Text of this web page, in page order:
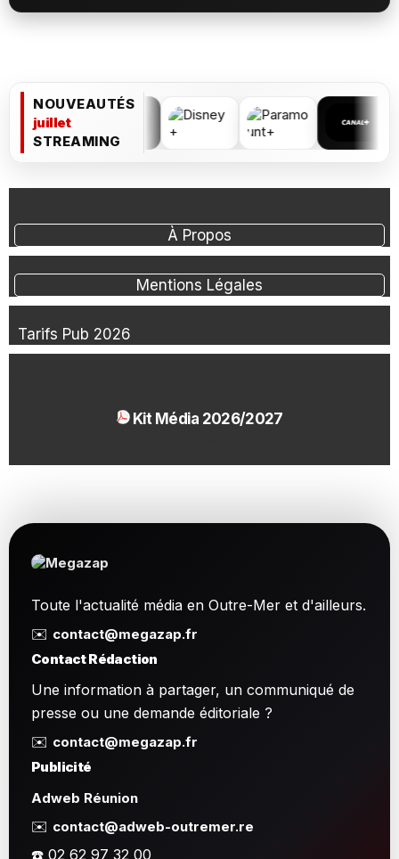
NOUVEAUTÉS
juillet
STREAMING
À Propos
Mentions Légales
Tarifs Pub 2026
Kit Média 2026/2027
Toute l'actualité média en Outre-Mer et d'ailleurs.
✉️ contact@megazap.fr
Contact Rédaction
Une information à partager, un communiqué de
presse ou une demande éditoriale ?
✉️ contact@megazap.fr
Publicité
Adweb Réunion
✉️ contact@adweb-outremer.re
☎️ 02 62 97 32 00